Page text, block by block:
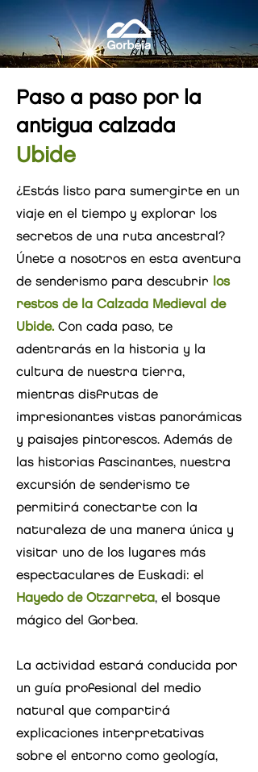
Paso a paso por la
antigua calzada
Ubide
¿Estás listo para sumergirte en un
viaje en el tiempo y explorar los
secretos de una ruta ancestral?
Únete a nosotros en esta aventura
de senderismo para descubrir
los
restos de la Calzada Medieval de
Ubide. Con cada paso, te
adentrarás en la historia y la
cultura de nuestra tierra,
mientras disfrutas de
impresionantes vistas panorámicas
y paisajes pintorescos. Además de
las historias fascinantes, nuestra
excursión de senderismo te
permitirá conectarte con la
naturaleza de una manera única y
visitar uno de los lugares más
espectaculares de Euskadi: el
Hayedo de Otzarreta, el bosque
mágico del Gorbea.
La actividad estará conducida por
un guía profesional del medio
natural que compartirá
explicaciones interpretativas
sobre el entorno como geología,